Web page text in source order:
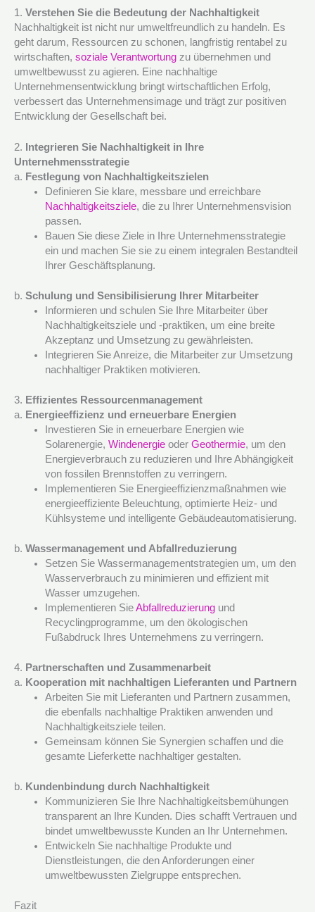
1. Verstehen Sie die Bedeutung der Nachhaltigkeit
Nachhaltigkeit ist nicht nur umweltfreundlich zu handeln. Es
geht darum, Ressourcen zu schonen, langfristig rentabel zu
wirtschaften, soziale Verantwortung zu übernehmen und
umweltbewusst zu agieren. Eine nachhaltige
Unternehmensentwicklung bringt wirtschaftlichen Erfolg,
verbessert das Unternehmensimage und trägt zur positiven
Entwicklung der Gesellschaft bei.
2.
Integrieren Sie Nachhaltigkeit in Ihre
Unternehmensstrategie
a. Festlegung von Nachhaltigkeitszielen
Definieren Sie klare, messbare und erreichbare
Nachhaltigkeitsziele, die zu Ihrer Unternehmensvision
passen.
Bauen Sie diese Ziele in Ihre Unternehmensstrategie
ein und machen Sie sie zu einem integralen Bestandteil
Ihrer Geschäftsplanung.
b. Schulung und Sensibilisierung Ihrer Mitarbeiter
Informieren und schulen Sie Ihre Mitarbeiter über
Nachhaltigkeitsziele und -praktiken, um eine breite
Akzeptanz und Umsetzung zu gewährleisten.
Integrieren Sie Anreize, die Mitarbeiter zur Umsetzung
nachhaltiger Praktiken motivieren.
3. Effizientes Ressourcenmanagement
a. Energieeffizienz und erneuerbare Energien
Investieren Sie in erneuerbare Energien wie
Solarenergie, Windenergieoder Geothermie, um den
Energieverbrauch zu reduzieren und Ihre Abhängigkeit
von fossilen Brennstoffen zu verringern.
Implementieren Sie Energieeffizienzmaßnahmen wie
energieeffiziente Beleuchtung, optimierte Heiz- und
Kühlsysteme und intelligente Gebäudeautomatisierung.
b. Wassermanagement und Abfallreduzierung
Setzen Sie Wassermanagementstrategien um, um den
Wasserverbrauch zu minimieren und effizient mit
Wasser umzugehen.
Implementieren SieAbfallreduzierungund
Recyclingprogramme, um den ökologischen
Fußabdruck Ihres Unternehmens zu verringern.
4. Partnerschaften und Zusammenarbeit
a. Kooperation mit nachhaltigen Lieferanten und Partnern
Arbeiten Sie mit Lieferanten und Partnern zusammen,
die ebenfalls nachhaltige Praktiken anwenden und
Nachhaltigkeitsziele teilen.
Gemeinsam können Sie Synergien schaffen und die
gesamte Lieferkette nachhaltiger gestalten.
b. Kundenbindung durch Nachhaltigkeit
Kommunizieren Sie Ihre Nachhaltigkeitsbemühungen
transparent an Ihre Kunden. Dies schafft Vertrauen und
bindet umweltbewusste Kunden an Ihr Unternehmen.
Entwickeln Sie nachhaltige Produkte und
Dienstleistungen, die den Anforderungen einer
umweltbewussten Zielgruppe entsprechen.
Fazit